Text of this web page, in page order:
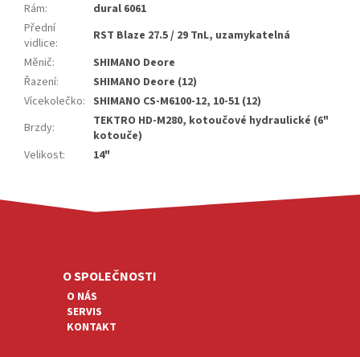
Rám:
dural 6061
Přední
vidlice:
RST Blaze 27.5 / 29 TnL, uzamykatelná
Měnič:
SHIMANO Deore
Řazení:
SHIMANO Deore (12)
Vícekolečko: SHIMANO CS-M6100-12, 10-51 (12)
Brzdy:
TEKTRO HD-M280, kotoučové hydraulické (6"
kotouče)
Velikost: 14"
O SPOLEČNOSTI
O NÁS
SERVIS
KONTAKT